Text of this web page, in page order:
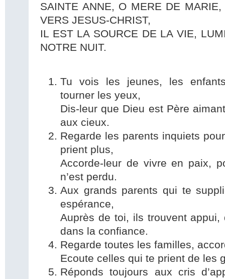
SAINTE ANNE, O MERE DE
VERS JESUS-CHRIST,
IL EST LA SOURCE DE LA VIE,
NOTRE NUIT.
Tu vois les jeunes, les
tourner les yeux,
Dis-leur que Dieu est Père
aux cieux.
Regarde les parents inquiets
prient plus,
Accorde-leur de vivre en paix,
n’est perdu.
Aux grands parents qui te
espérance,
Auprès de toi, ils trouvent appui,
dans la confiance.
Regarde toutes les familles,
Ecoute celles qui te prient de les
Réponds toujours aux cris